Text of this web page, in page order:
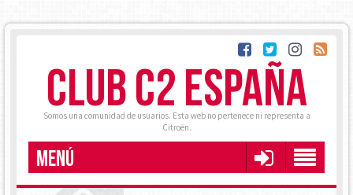
CLUB C2 ESPAÑA
Somos una comunidad de usuarios. Esta web no pertenece ni representa a
Citroën.
MENÚ